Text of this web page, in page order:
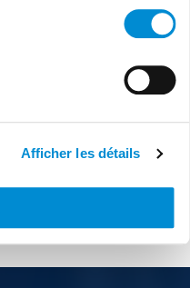
Afficher les détails